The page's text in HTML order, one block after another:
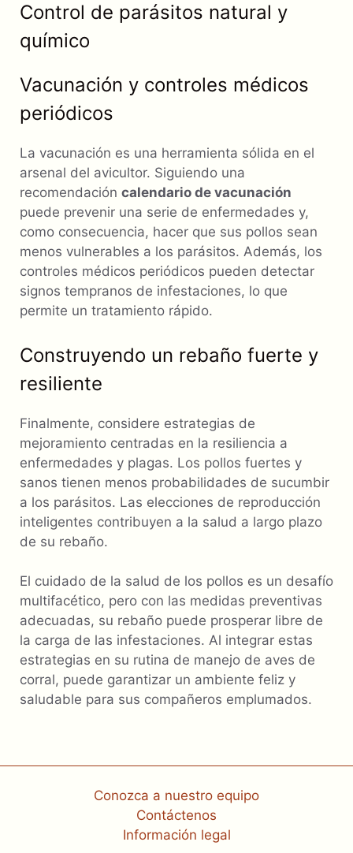
Control de parásitos natural y
químico
Vacunación y controles médicos
periódicos
La vacunación es una herramienta sólida en el
arsenal del avicultor. Siguiendo una
recomendación calendario de vacunación
puede prevenir una serie de enfermedades y,
como consecuencia, hacer que sus pollos sean
menos vulnerables a los parásitos. Además, los
controles médicos periódicos pueden detectar
signos tempranos de infestaciones, lo que
permite un tratamiento rápido.
Construyendo un rebaño fuerte y
resiliente
Finalmente, considere estrategias de
mejoramiento centradas en la resiliencia a
enfermedades y plagas. Los pollos fuertes y
sanos tienen menos probabilidades de sucumbir
a los parásitos. Las elecciones de reproducción
inteligentes contribuyen a la salud a largo plazo
de su rebaño.
El cuidado de la salud de los pollos es un desafío
multifacético, pero con las medidas preventivas
adecuadas, su rebaño puede prosperar libre de
la carga de las infestaciones. Al integrar estas
estrategias en su rutina de manejo de aves de
corral, puede garantizar un ambiente feliz y
saludable para sus compañeros emplumados.
Conozca a nuestro equipo
Contáctenos
Información legal